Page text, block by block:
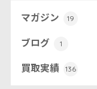
マガジン 19
ブログ 1
買取実績 136